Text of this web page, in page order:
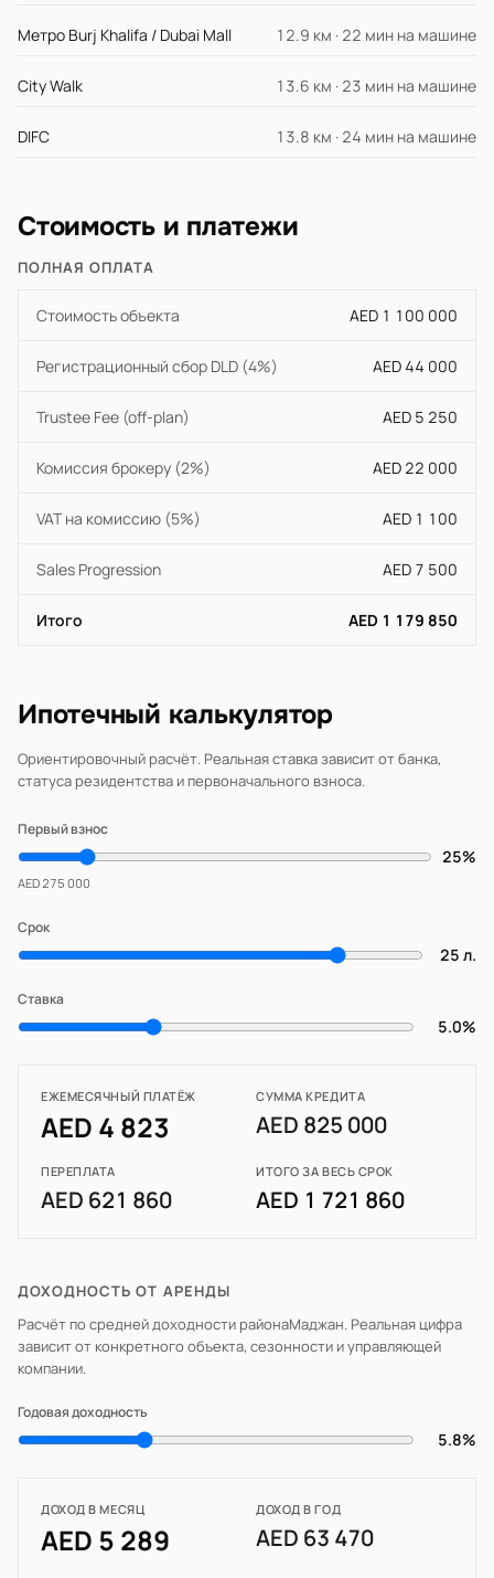
Метро Burj Khalifa / Dubai Mall 12.9 км · 22 мин на машине
City Walk 13.6 км · 23 мин на машине
DIFC 13.8 км · 24 мин на машине
Стоимость и платежи
ПОЛНАЯ ОПЛАТА
Стоимость объекта AED 1 100 000
Регистрационный сбор DLD (4%) AED 44 000
Trustee Fee (off-plan) AED 5 250
Комиссия брокеру (2%) AED 22 000
VAT на комиссию (5%) AED 1 100
Sales Progression AED 7 500
Итого AED 1 179 850
Ипотечный калькулятор
Ориентировочный расчёт. Реальная ставка зависит от банка,
статуса резидентства и первоначального взноса.
Первый взнос
25%
AED 275 000
Срок
25 л.
Ставка
5.0%
ЕЖЕМЕСЯЧНЫЙ ПЛАТЁЖ
AED 4 823
СУММА КРЕДИТА
AED 825 000
ПЕРЕПЛАТА
AED 621 860
ИТОГО ЗА ВЕСЬ СРОК
AED 1 721 860
ДОХОДНОСТЬ ОТ АРЕНДЫ
Расчёт по средней доходности районаМаджан. Реальная цифра
зависит от конкретного объекта, сезонности и управляющей
компании.
Годовая доходность
5.8%
ДОХОД В МЕСЯЦ
AED 5 289
ДОХОД В ГОД
AED 63 470